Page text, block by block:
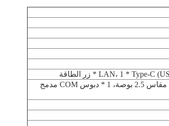
1 * Mini PCIE كامل الارتفاع مع وحدة WiFi/4G، هوائي مدمج 1 * قرص صلب SATA مقاس 2.5 بوصة، 1 * دبوس COM مدمج